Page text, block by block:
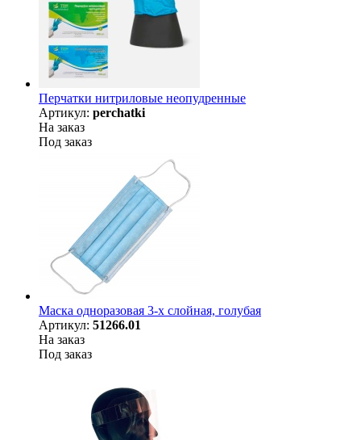
Перчатки нитриловые неопудренные
Артикул: perchatki
На заказ
Под заказ
Маска одноразовая 3-х слойная, голубая
Артикул: 51266.01
На заказ
Под заказ